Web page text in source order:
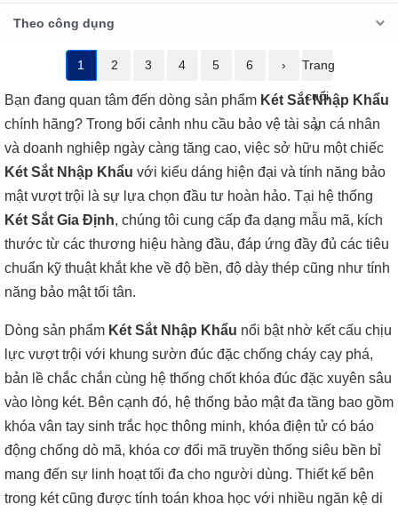
Theo công dụng
1 2 3 4 5 6 › Trang
cuối
»
Bạn đang quan tâm đến dòng sản phẩm Két Sắt Nhập Khẩu
chính hãng? Trong bối cảnh nhu cầu bảo vệ tài sản cá nhân
và doanh nghiệp ngày càng tăng cao, việc sở hữu một chiếc
Két Sắt Nhập Khẩu với kiểu dáng hiện đại và tính năng bảo
mật vượt trội là sự lựa chọn đầu tư hoàn hảo. Tại hệ thống
Két Sắt Gia Định, chúng tôi cung cấp đa dạng mẫu mã, kích
thước từ các thương hiệu hàng đầu, đáp ứng đầy đủ các tiêu
chuẩn kỹ thuật khắt khe về độ bền, độ dày thép cũng như tính
năng bảo mật tối tân.
Dòng sản phẩm Két Sắt Nhập Khẩu nổi bật nhờ kết cấu chịu
lực vượt trội với khung sườn đúc đặc chống cháy cạy phá,
bản lề chắc chắn cùng hệ thống chốt khóa đúc đặc xuyên sâu
vào lòng két. Bên cạnh đó, hệ thống bảo mật đa tầng bao gồm
khóa vân tay sinh trắc học thông minh, khóa điện tử có báo
động chống dò mã, khóa cơ đổi mã truyền thống siêu bền bỉ
mang đến sự linh hoạt tối đa cho người dùng. Thiết kế bên
trong két cũng được tính toán khoa học với nhiều ngăn kệ di